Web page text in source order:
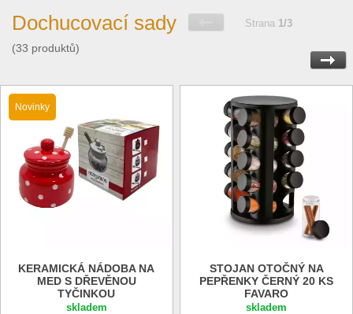
Dochucovací sady
(33 produktů)
Strana 1/3
Novinky
KERAMICKÁ NÁDOBA NA
MED S DŘEVĚNOU
TYČINKOU
skladem
STOJAN OTOČNÝ NA
PEPŘENKY ČERNÝ 20 KS
FAVARO
skladem